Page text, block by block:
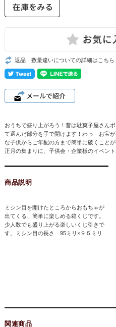
返品 数量違いについての詳細はこちら
おうちで盛り上がろう！昔は駄菓子屋さん
て選んだ部分を手で開けます！わっ お宝
な子供からご年配の方まで簡単に破くこと
正月の集まりに、子供会・企業様のイベント
商品説明
ミシン目を開けたところからおもちゃが
出てくる、簡単に楽しめる箱くじです。
少人数でも盛り上がる楽しいくじ引きで
す。ミシン目の長さ 95ミリ×９５ミリ
関連商品